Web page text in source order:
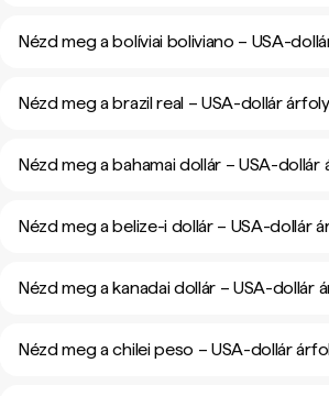
Nézd meg a bolíviai boliviano – USA-
Nézd meg a brazil real – USA-dollár
Nézd meg a bahamai dollár – USA-dollár
Nézd meg a belize-i dollár – USA-dollár
Nézd meg a kanadai dollár – USA-dollár
Nézd meg a chilei peso – USA-dollár